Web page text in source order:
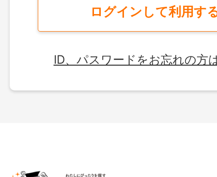
ログインして利用す
ID、パスワードをお忘れの方